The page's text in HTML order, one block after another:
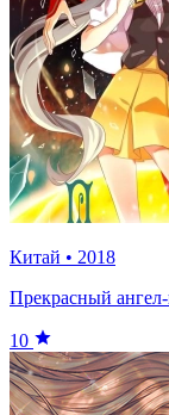
Китай • 2018
Прекрасный
10